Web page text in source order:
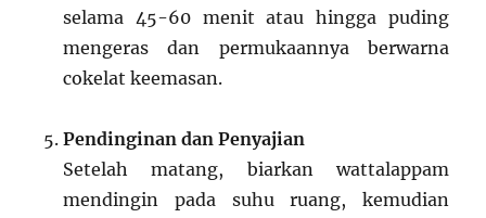
selama 45-60 menit atau hingga puding
mengeras dan permukaannya berwarna
cokelat keemasan.
Pendinginan dan Penyajian
Setelah matang, biarkan wattalappam
mendingin pada suhu ruang, kemudian